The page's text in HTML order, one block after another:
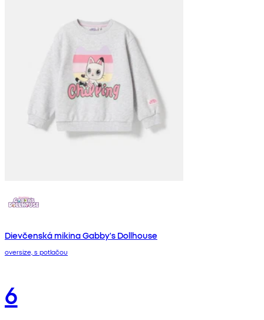
Dievčenská mikina Gabby's Dollhouse
oversize, s potlačou
6